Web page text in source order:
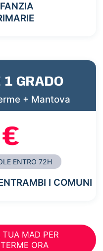
GRADO
+ Mantova
ENTRO 72H
I COMUNI
MAD PER
ORA